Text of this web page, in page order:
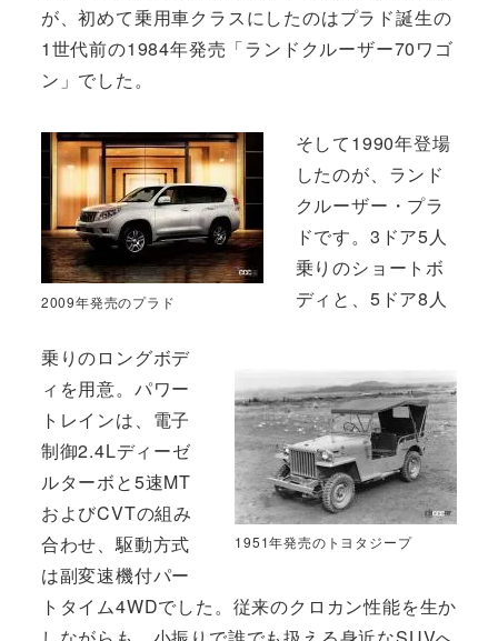
が、初めて乗用車クラスにしたのはプラド誕生の
1世代前の1984年発売「ランドクルーザー70ワゴ
ン」でした。
2009年発売のプラド
1951年発売のトヨタジープ
そして1990年登場
したのが、ランド
クルーザー・プラ
ドです。3ドア5人
乗りのショートボ
ディと、5ドア8人
乗りのロングボデ
ィを用意。パワー
トレインは、電子
制御2.4Lディーゼ
ルターボと5速MT
およびCVTの組み
合わせ、駆動方式
は副変速機付パー
トタイム4WDでした。従来のクロカン性能を生か